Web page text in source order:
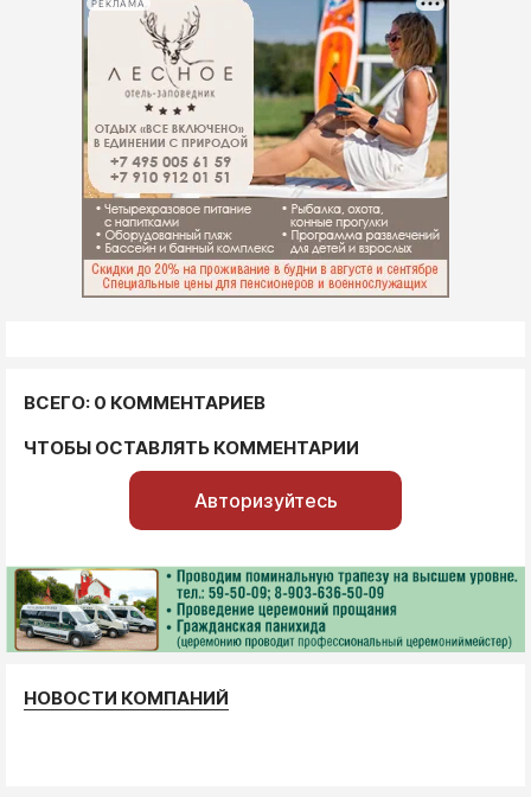
РЕКЛАМА
ВСЕГО: 0 КОММЕНТАРИЕВ
ЧТОБЫ ОСТАВЛЯТЬ КОММЕНТАРИИ
Авторизуйтесь
НОВОСТИ КОМПАНИЙ